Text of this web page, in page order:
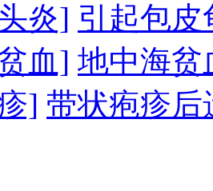
炎] 引起包皮
血] 地中海贫
] 带状疱疹